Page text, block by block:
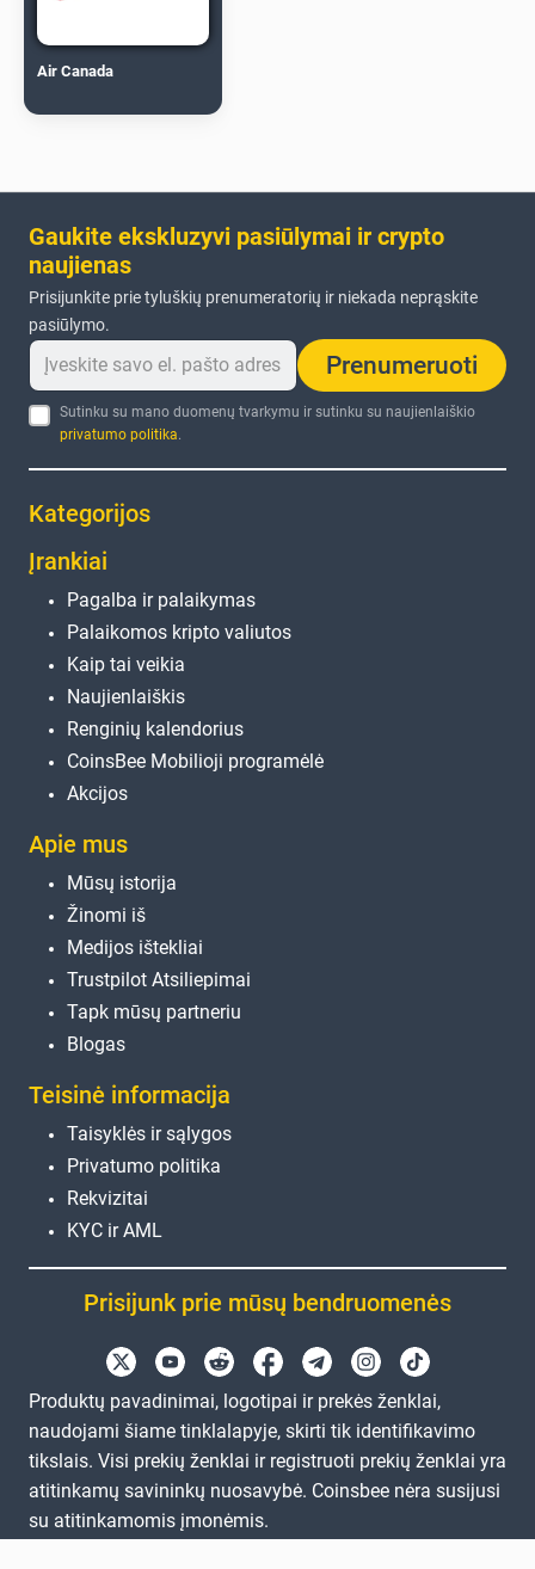
Air Canada
Gaukite ekskluzyvi pasiūlymai ir crypto
naujienas
Prisijunkite prie tyluškių prenumeratorių ir niekada neprąskite
pasiūlymo.
Prenumeruoti
Sutinku su mano duomenų tvarkymu ir sutinku su naujienlaiškio
privatumo politika.
Kategorijos
Įrankiai
Pagalba ir palaikymas
Palaikomos kripto valiutos
Kaip tai veikia
Naujienlaiškis
Renginių kalendorius
CoinsBee Mobilioji programėlė
Akcijos
Apie mus
Mūsų istorija
Žinomi iš
Medijos ištekliai
Trustpilot Atsiliepimai
Tapk mūsų partneriu
Blogas
Teisinė informacija
Taisyklės ir sąlygos
Privatumo politika
Rekvizitai
KYC ir AML
Prisijunk prie mūsų bendruomenės
Produktų pavadinimai, logotipai ir prekės ženklai,
naudojami šiame tinklalapyje, skirti tik identifikavimo
tikslais. Visi prekių ženklai ir registruoti prekių ženklai yra
atitinkamų savininkų nuosavybė. Coinsbee nėra susijusi
su atitinkamomis įmonėmis.